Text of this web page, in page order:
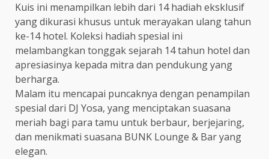
Kuis ini menampilkan lebih dari 14 hadiah eksklusif
yang dikurasi khusus untuk merayakan ulang tahun
ke-14 hotel. Koleksi hadiah spesial ini
melambangkan tonggak sejarah 14 tahun hotel dan
apresiasinya kepada mitra dan pendukung yang
berharga.
Malam itu mencapai puncaknya dengan penampilan
spesial dari DJ Yosa, yang menciptakan suasana
meriah bagi para tamu untuk berbaur, berjejaring,
dan menikmati suasana BUNK Lounge & Bar yang
elegan.